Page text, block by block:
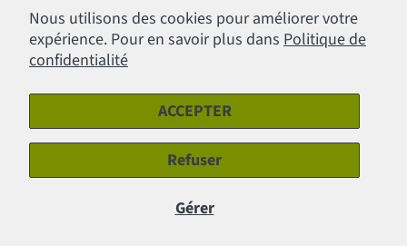
Nous utilisons des cookies pour améliorer votre
expérience. Pour en savoir plus dans Politique de
confidentialité
Gérer
ACCEPTER
Refuser
Professionnels
Politiques
Modes
paiement
FacebookInstagram
Clinique Lafontaine Inc..